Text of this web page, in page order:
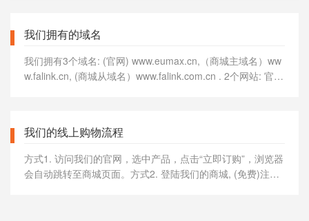
我们拥有的域名
我们拥有3个域名: (官网) www.eumax.cn,（商城主域名）ww
w.falink.cn, (商城从域名）www.falink.com.cn . 2个网站: 官网
我们的线上购物流程
方式1. 访问我们的官网，选中产品，点击“立即订购”，浏览器
会自动跳转至商城页面。方式2. 登陆我们的商城, (免费)注册